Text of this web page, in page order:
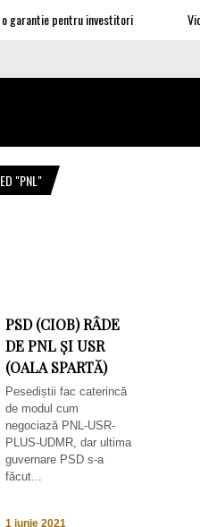
pentru investitori
"PNL"
PSD (CIOB) RÂDE
DE PNL ȘI USR
(OALA SPARTĂ)
Pesediștii fac caterincă
de modul cum
negociază PNL-USR-
PLUS-UDMR, dar ultima
guvernare PSD s-a
făcut...
1 iunie 2021